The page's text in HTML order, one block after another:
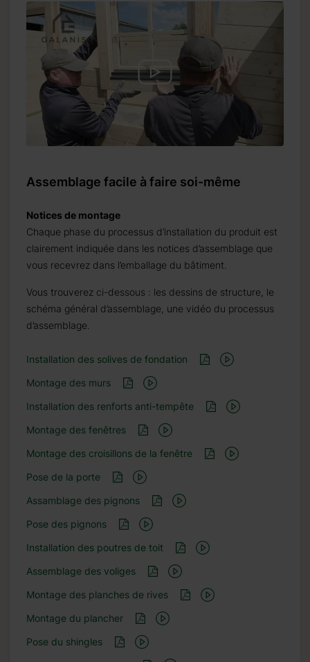
Assemblage facile à faire soi-même
Notices de montage
Chaque phase du processus d’installation du produit est
clairement indiquée dans les notices d’assemblage que
vous recevrez dans l’emballage du bâtiment.
Vous trouverez ci-dessous : les dessins de structure, le
schéma général d’assemblage, une vidéo du processus
d’assemblage.
Installation des solives de fondation
Montage des murs
Installation des renforts anti-tempête
Montage des fenêtres
Montage des croisillons de la fenêtre
Pose de la porte
Assamblage des pignons
Pose des pignons
Installation des poutres de toit
Assemblage des voliges
Montage des planches de rives
Montage du plancher
Pose du shingles